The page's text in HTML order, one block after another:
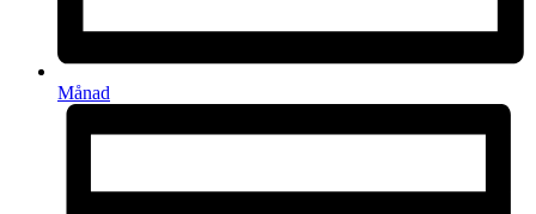
Månad